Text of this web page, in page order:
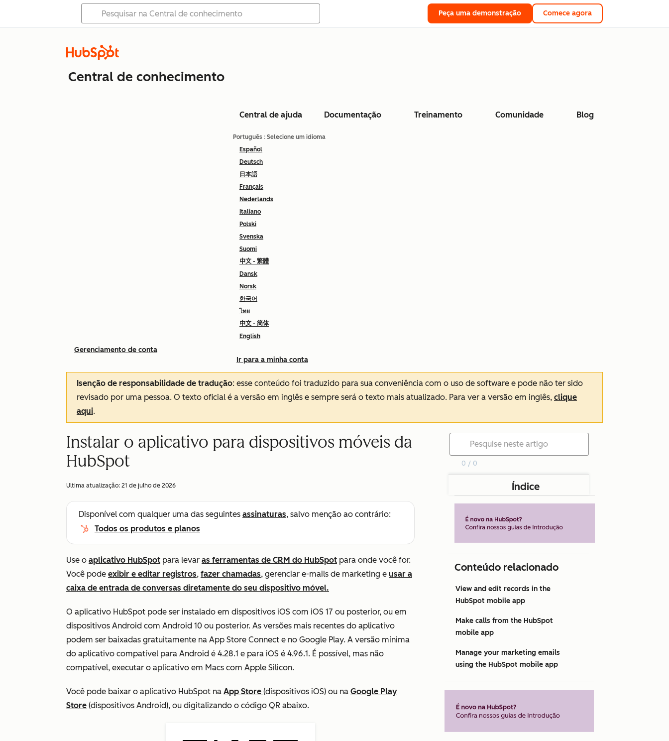
Peça uma demonstração Comece agora
Central de conhecimento
Central de ajuda Documentação Treinamento Comunidade Blog
Português : Selecione um idioma
Español
Deutsch
日本語
Français
Nederlands
Italiano
Polski
Svenska
Suomi
中文 - 繁體
Dansk
Norsk
한국어
ไทย
中文 - 简体
English
Ir para a minha conta
Gerenciamento de conta
Isenção de responsabilidade de tradução: esse conteúdo foi traduzido para sua conveniência com o uso de software e pode não ter sido
revisado por uma pessoa. O texto oficial é a versão em inglês e sempre será o texto mais atualizado. Para ver a versão em inglês, clique
aqui.
Instalar o aplicativo para dispositivos móveis da
HubSpot
Ultima atualização: 21 de julho de 2026
Disponível com qualquer uma das seguintes assinaturas, salvo menção ao contrário:
Todos os produtos e planos
Use o aplicativo HubSpot para levar as ferramentas de CRM do HubSpot para onde você for.
Você pode exibir e editar registros, fazer chamadas, gerenciar e-mails de marketing e usar a
caixa de entrada de conversas diretamente do seu dispositivo móvel.
O aplicativo HubSpot pode ser instalado em dispositivos iOS com iOS 17 ou posterior, ou em
dispositivos Android com Android 10 ou posterior. As versões mais recentes do aplicativo
podem ser baixadas gratuitamente na App Store Connect e no Google Play. A versão mínima
do aplicativo compatível para Android é 4.28.1 e para iOS é 4.96.1. É possível, mas não
compatível, executar o aplicativo em Macs com Apple Silicon.
Você pode baixar o aplicativo HubSpot na App Store (dispositivos iOS) ou na Google Play
Store (dispositivos Android), ou digitalizando o código QR abaixo.
0 / 0
Índice
Conteúdo relacionado
View and edit records in the
HubSpot mobile app
Make calls from the HubSpot
mobile app
Manage your marketing emails
using the HubSpot mobile app